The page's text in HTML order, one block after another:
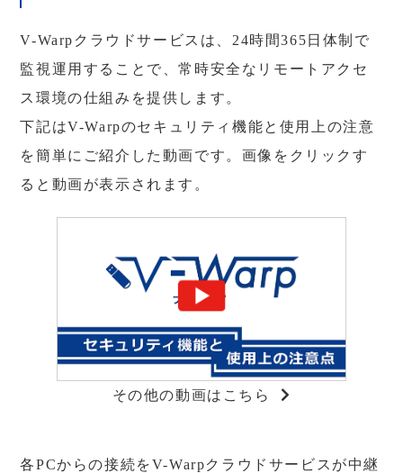
V-Warpクラウドサービスは、24時間365日体制で
監視運用することで、常時安全なリモートアクセ
ス環境の仕組みを提供します。
下記はV-Warpのセキュリティ機能と使用上の注意
を簡単にご紹介した動画です。画像をクリックす
ると動画が表示されます。
その他の動画はこちら
各PCからの接続をV-Warpクラウドサービスが中継